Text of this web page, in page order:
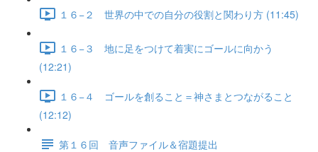
１６−２ 世界の中での自分の役割と関わり方 (11:45)
１６−３ 地に足をつけて着実にゴールに向かう
(12:21)
１６−４ ゴールを創ること＝神さまとつながること
(12:12)
第１６回 音声ファイル＆宿題提出